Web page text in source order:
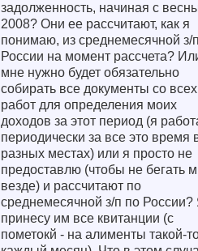
задолженность, начиная с
2008? Они ее рассчитают, как я
понимаю, из среднемесячной з/
России на момент рассчета?
мне нужно будет обязательно
собирать все документы со всех
работ для определения моих
доходов за этот период (я
периодически за все это время
разных местах) или я просто не
предоставлю (чтобы не бегать
везде) и рассчитают по
среднемесячной з/п по России?
принесу им все квитанции (с
пометокй - на алименты такой-